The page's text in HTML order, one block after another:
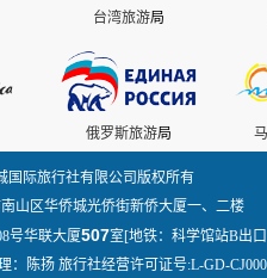
台湾旅游局
俄罗斯旅游局
国际旅行社有限公司版权所有
山区华侨城光侨街新侨大厦一、二楼
号华联大厦507室[地铁：科学馆站B出
：陈扬 旅行社经营许可证号:L-GD-